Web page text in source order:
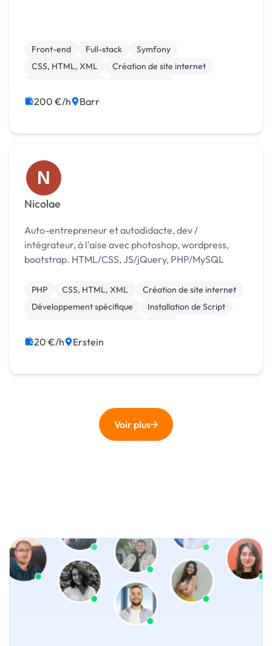
Front-end Full-stack
Symfony
CSS, HTML, XML
Création de site internet
Migration ou refonte de site
200 €/h Barr
N
Nicolae
Auto-entrepreneur et autodidacte, dev /
intégrateur, à l'aise avec photoshop, wordpress,
bootstrap. HTML/CSS, JS/jQuery, PHP/MySQL
PHP CSS, HTML, XML
Création de site internet
Développement spécifique
Installation de Script
Site clé en main
20 €/h Erstein
Voir plus